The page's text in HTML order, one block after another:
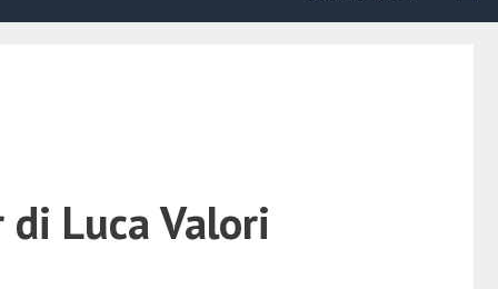
Luca Valori